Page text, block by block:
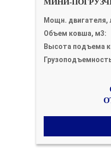
Мощн. двигателя,
Объем ковша, м3:
Высота подъема